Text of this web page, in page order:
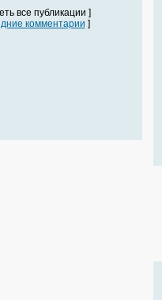
все публикации ]
комментарии ]